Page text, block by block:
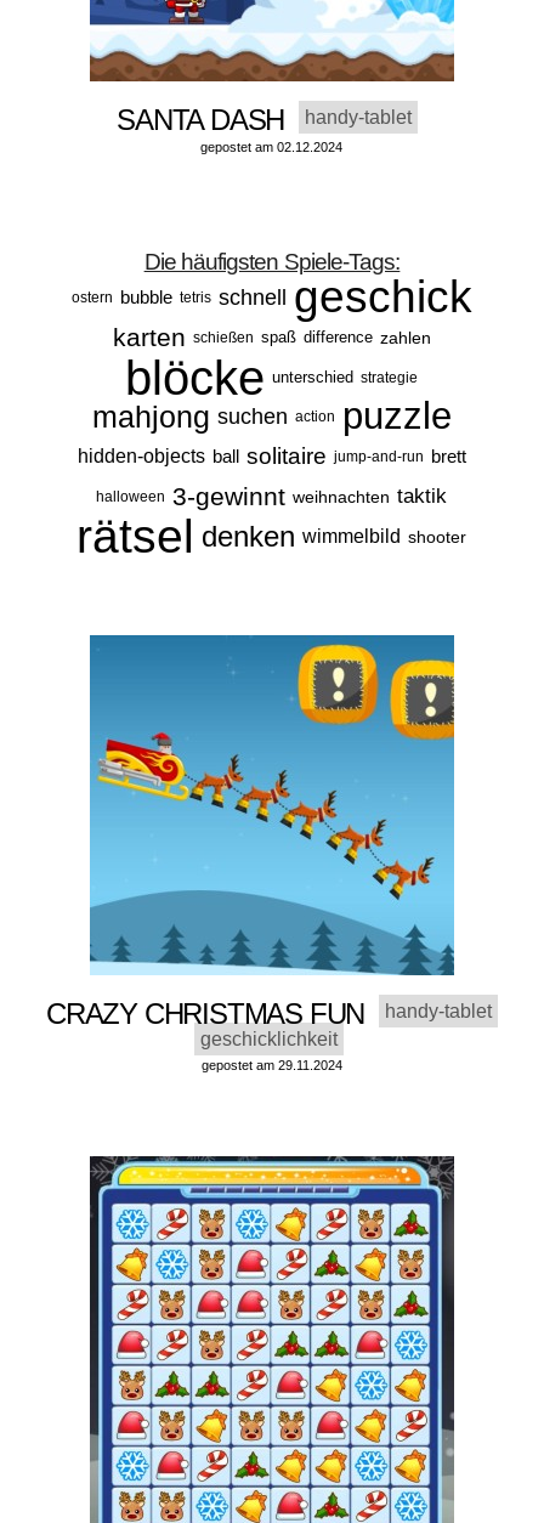
SANTA DASH handy-tablet
gepostet am 02.12.2024
Die häufigsten Spiele-Tags:
ostern bubble tetris schnell geschick
karten schießen spaß difference zahlen
blöcke unterschied strategie
mahjong suchen action puzzle
hidden-objects ball solitaire jump-and-run brett
halloween 3-gewinnt weihnachten taktik
rätsel denken wimmelbild shooter
CRAZY CHRISTMAS FUN
handy-tablet
geschicklichkeit
gepostet am 29.11.2024